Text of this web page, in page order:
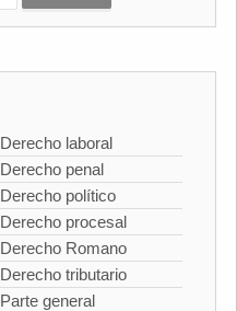
Derecho laboral
Derecho penal
Derecho político
Derecho procesal
Derecho Romano
Derecho tributario
Parte general